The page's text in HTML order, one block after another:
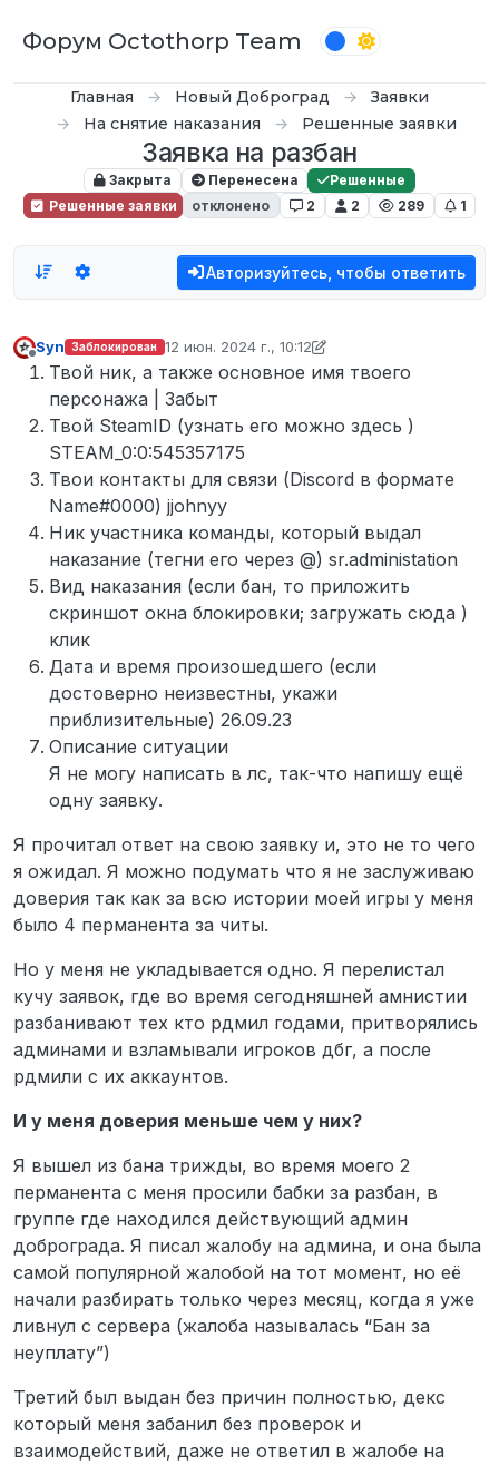
Форум Octothorp Team
Главная Новый Доброград
Заявки
На снятие наказания
Решенные заявки
Заявка на разбан
Закрыта Перенесена
Решенные
Решенные заявки
отклонено 2 2 289 1
Авторизуйтесь, чтобы ответить
Не в сети
Syn Заблокирован 12 июн. 2024 г., 10:12
отредактировано inquizzy
Твой ник, а также основное имя твоего
персонажа | Забыт
Твой SteamID (узнать его можно здесь )
STEAM_0:0:545357175
Твои контакты для связи (Discord в формате
Name#0000) jjohnyy
Ник участника команды, который выдал
наказание (тегни его через @) sr.administation
Вид наказания (если бан, то приложить
скриншот окна блокировки; загружать сюда )
клик
Дата и время произошедшего (если
достоверно неизвестны, укажи
приблизительные) 26.09.23
Описание ситуации
Я не могу написать в лс, так-что напишу ещё
одну заявку.
Я прочитал ответ на свою заявку и, это не то чего
я ожидал. Я можно подумать что я не заслуживаю
доверия так как за всю истории моей игры у меня
было 4 перманента за читы.
Но у меня не укладывается одно. Я перелистал
кучу заявок, где во время сегодняшней амнистии
разбанивают тех кто рдмил годами, притворялись
админами и взламывали игроков дбг, а после
рдмили с их аккаунтов.
И у меня доверия меньше чем у них?
Я вышел из бана трижды, во время моего 2
перманента с меня просили бабки за разбан, в
группе где находился действующий админ
доброграда. Я писал жалобу на админа, и она была
самой популярной жалобой на тот момент, но её
начали разбирать только через месяц, когда я уже
ливнул с сервера (жалоба называлась “Бан за
неуплату”)
Третий был выдан без причин полностью, декс
который меня забанил без проверок и
взаимодействий, даже не ответил в жалобе на